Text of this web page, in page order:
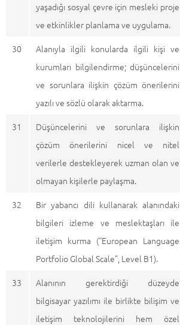
yaşadığı sosyal çevre için mesleki proje
ve etkinlikler planlama ve uygulama.
30
Alanıyla ilgili konularda ilgili kişi ve
kurumları bilgilendirme; düşüncelerini
ve sorunlara ilişkin çözüm önerilerini
yazılı ve sözlü olarak aktarma.
31
Düşüncelerini ve sorunlara ilişkin
çözüm önerilerini nicel ve nitel
verilerle destekleyerek uzman olan ve
olmayan kişilerle paylaşma.
32
Bir yabancı dili kullanarak alanındaki
bilgileri izleme ve meslektaşları ile
iletişim kurma (“European Language
Portfolio Global Scale”, Level B1).
33
Alanının gerektirdiği düzeyde
bilgisayar yazılımı ile birlikte bilişim ve
iletişim teknolojilerini hem özel